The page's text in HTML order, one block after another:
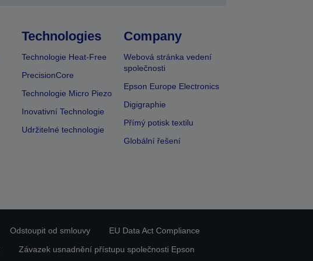
Technologies
Technologie Heat-Free
PrecisionCore
Technologie Micro Piezo
Inovativní Technologie
Udržitelné technologie
Company
Webová stránka vedení
společnosti
Epson Europe Electronics
Digigraphie
Přímý potisk textilu
Globální řešení
Odstoupit od smlouvy
EU Data Act Compliance
Závazek usnadnění přístupu společnosti Epson